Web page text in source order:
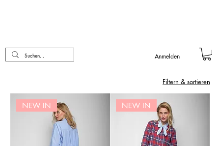
Anmelden
Filtern & sortieren
NEW IN NEW IN